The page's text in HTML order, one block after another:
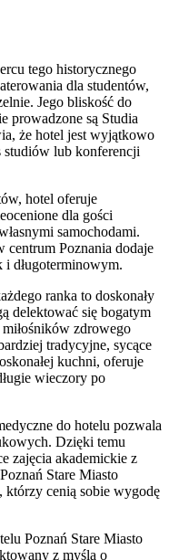
tego historycznego
dla studentów,
Jego bliskość do
prowadzone są Studia
że hotel jest wyjątkowo
studiów lub konferencji
hotel oferuje
dla gości
samochodami.
Poznania dodaje
długoterminowym.
ranka to doskonały
delektować się bogatym
zdrowego
tradycyjne, sycące
kuchni, oferuje
wieczory po
do hotelu pozwala
Dzięki temu
zajęcia akademickie z
Stare Miasto
którzy cenią sobie wygodę
Poznań Stare Miasto
z myślą o